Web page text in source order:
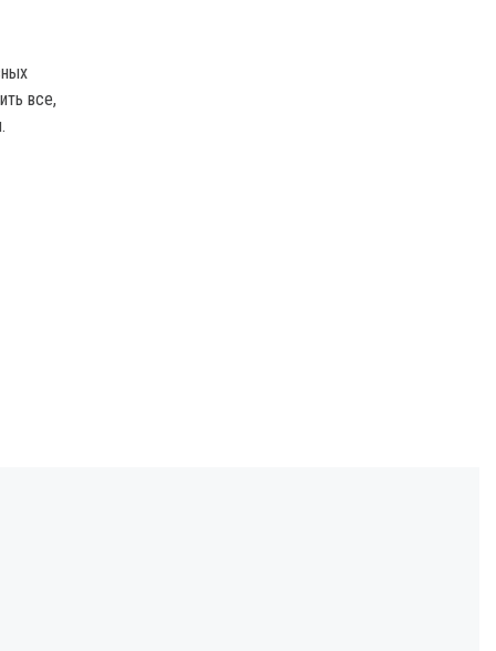
все,